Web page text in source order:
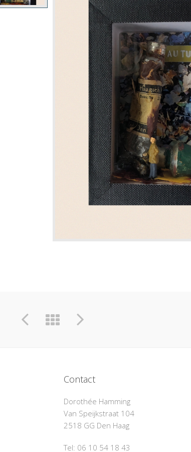
Contact
Dorothée Hamming
Van Speijkstraat 104
2518 GG Den Haag
Tel: 06 10 54 18 43‬